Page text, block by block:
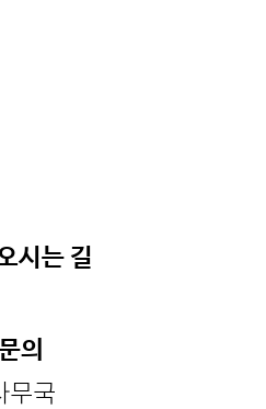
시는 길
의
무국